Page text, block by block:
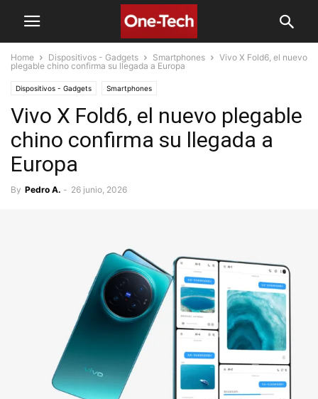
Home Dispositivos - Gadgets Smartphones
Vivo X Fold6, el nuevo
plegable chino confirma su llegada a Europa
Dispositivos - Gadgets Smartphones
Vivo X Fold6, el nuevo plegable
chino confirma su llegada a
Europa
By Pedro A. - 26 junio, 2026